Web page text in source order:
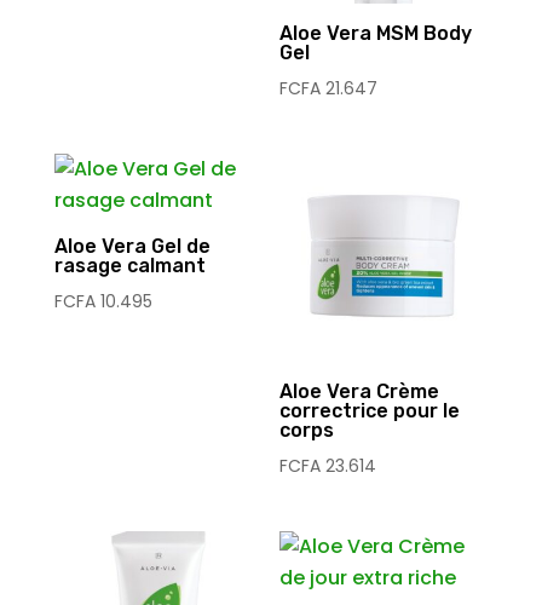
Aloe Vera MSM Body
Gel
FCFA 21.647
Aloe Vera Gel de
rasage calmant
FCFA10.495
Aloe Vera Crème
correctrice pour le
corps
FCFA 23.614